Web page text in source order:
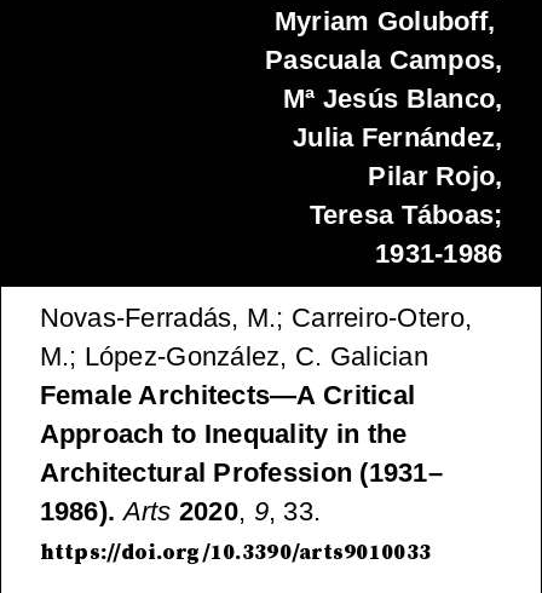
Myriam Goluboff,
Pascuala Campos,
Mª Jesús Blanco,
Julia Fernández,
Pilar Rojo,
Teresa Táboas;
1931-1986
Novas-Ferradás, M.; Carreiro-Otero,
M.; López-González, C. Galician
Female Architects—A Critical
Approach to Inequality in the
Architectural Profession (1931–
1986). Arts 2020, 9, 33.
https://doi.org/10.3390/arts9010033